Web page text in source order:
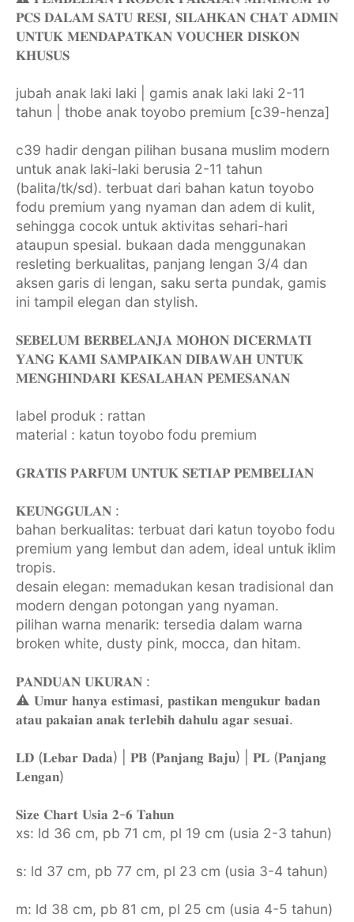
𝐏𝐂𝐒 𝐃𝐀𝐋𝐀𝐌 𝐒𝐀𝐓𝐔 𝐑𝐄𝐒𝐈, 𝐒𝐈𝐋𝐀𝐇𝐊𝐀𝐍 𝐂𝐇𝐀𝐓 𝐀𝐃𝐌𝐈𝐍
𝐔𝐍𝐓𝐔𝐊 𝐌𝐄𝐍𝐃𝐀𝐏𝐀𝐓𝐊𝐀𝐍 𝐕𝐎𝐔𝐂𝐇𝐄𝐑 𝐃𝐈𝐒𝐊𝐎𝐍
𝐊𝐇𝐔𝐒𝐔𝐒
jubah anak laki laki | gamis anak laki laki 2-11
tahun | thobe anak toyobo premium [c39-henza]
c39 hadir dengan pilihan busana muslim modern
untuk anak laki-laki berusia 2-11 tahun
(balita/tk/sd). terbuat dari bahan katun toyobo
fodu premium yang nyaman dan adem di kulit,
sehingga cocok untuk aktivitas sehari-hari
ataupun spesial. bukaan dada menggunakan
resleting berkualitas, panjang lengan 3/4 dan
aksen garis di lengan, saku serta pundak, gamis
ini tampil elegan dan stylish.
𝐒𝐄𝐁𝐄𝐋𝐔𝐌 𝐁𝐄𝐑𝐁𝐄𝐋𝐀𝐍𝐉𝐀 𝐌𝐎𝐇𝐎𝐍 𝐃𝐈𝐂𝐄𝐑𝐌𝐀𝐓𝐈
𝐘𝐀𝐍𝐆 𝐊𝐀𝐌𝐈 𝐒𝐀𝐌𝐏𝐀𝐈𝐊𝐀𝐍 𝐃𝐈𝐁𝐀𝐖𝐀𝐇 𝐔𝐍𝐓𝐔𝐊
𝐌𝐄𝐍𝐆𝐇𝐈𝐍𝐃𝐀𝐑𝐈 𝐊𝐄𝐒𝐀𝐋𝐀𝐇𝐀𝐍 𝐏𝐄𝐌𝐄𝐒𝐀𝐍𝐀𝐍
label produk : rattan
material : katun toyobo fodu premium
𝐆𝐑𝐀𝐓𝐈𝐒 𝐏𝐀𝐑𝐅𝐔𝐌 𝐔𝐍𝐓𝐔𝐊 𝐒𝐄𝐓𝐈𝐀𝐏 𝐏𝐄𝐌𝐁𝐄𝐋𝐈𝐀𝐍
𝐊𝐄𝐔𝐍𝐆𝐆𝐔𝐋𝐀𝐍 :
bahan berkualitas: terbuat dari katun toyobo fodu
premium yang lembut dan adem, ideal untuk iklim
tropis.
desain elegan: memadukan kesan tradisional dan
modern dengan potongan yang nyaman.
pilihan warna menarik: tersedia dalam warna
broken white, dusty pink, mocca, dan hitam.
𝐏𝐀𝐍𝐃𝐔𝐀𝐍 𝐔𝐊𝐔𝐑𝐀𝐍 :
⚠️ 𝐔𝐦𝐮𝐫 𝐡𝐚𝐧𝐲𝐚 𝐞𝐬𝐭𝐢𝐦𝐚𝐬𝐢, 𝐩𝐚𝐬𝐭𝐢𝐤𝐚𝐧 𝐦𝐞𝐧𝐠𝐮𝐤𝐮𝐫 𝐛𝐚𝐝𝐚𝐧
𝐚𝐭𝐚𝐮 𝐩𝐚𝐤𝐚𝐢𝐚𝐧 𝐚𝐧𝐚𝐤 𝐭𝐞𝐫𝐥𝐞𝐛𝐢𝐡 𝐝𝐚𝐡𝐮𝐥𝐮 𝐚𝐠𝐚𝐫 𝐬𝐞𝐬𝐮𝐚𝐢.
𝐋𝐃 (𝐋𝐞𝐛𝐚𝐫 𝐃𝐚𝐝𝐚) | 𝐏𝐁 (𝐏𝐚𝐧𝐣𝐚𝐧𝐠 𝐁𝐚𝐣𝐮) | 𝐏𝐋 (𝐏𝐚𝐧𝐣𝐚𝐧𝐠
𝐋𝐞𝐧𝐠𝐚𝐧)
𝐒𝐢𝐳𝐞 𝐂𝐡𝐚𝐫𝐭 𝐔𝐬𝐢𝐚 𝟐-𝟔 𝐓𝐚𝐡𝐮𝐧
xs: ld 36 cm, pb 71 cm, pl 19 cm (usia 2-3 tahun)
s: ld 37 cm, pb 77 cm, pl 23 cm (usia 3-4 tahun)
m: ld 38 cm, pb 81 cm, pl 25 cm (usia 4-5 tahun)